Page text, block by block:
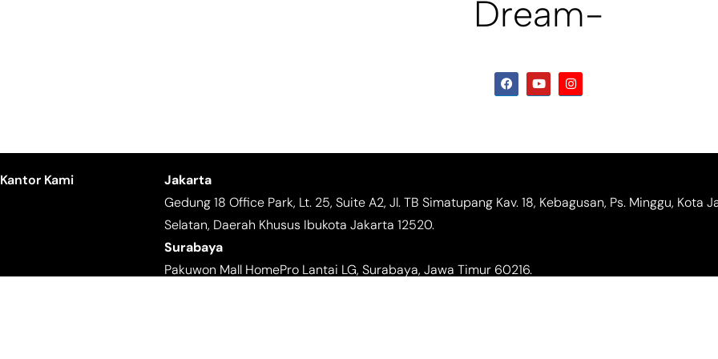
Dream-
Kantor Kami
Jakarta
Gedung 18 Office Park, Lt. 25, Suite A2, Jl. TB Simatupang Kav. 18, Kebagusan, Ps. Minggu, Kota
Selatan, Daerah Khusus Ibukota Jakarta 12520.
Surabaya
Pakuwon Mall HomePro Lantai LG, Surabaya, Jawa Timur 60216.